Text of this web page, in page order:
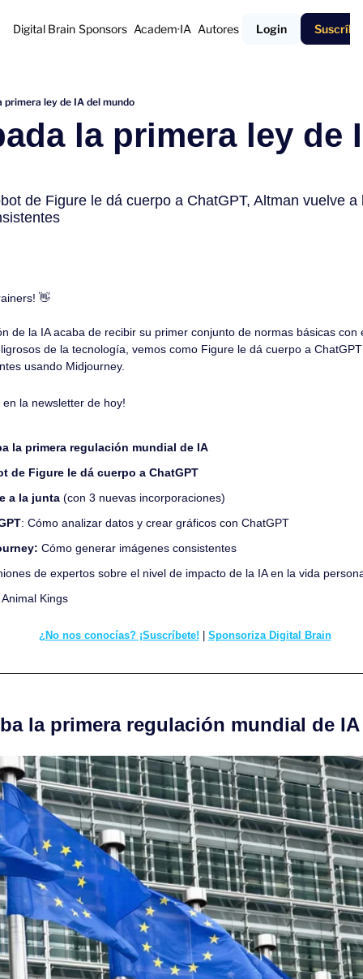
Digital Brain Sponsors Academ·IA Autores Login
primera ley de IA del mundo
la primera ley de
de Figure le dá cuerpo a ChatGPT, Altman vuelve a
👋
de la IA acaba de recibir su primer conjunto de normas básicas con
de la tecnología, vemos como Figure le dá cuerpo a
usando Midjourney.
la newsletter de hoy!
la primera regulación mundial de IA
de Figure le dá cuerpo a ChatGPT
a la junta (con 3 nuevas incorporaciones)
: Cómo analizar datos y crear gráficos con ChatGPT
Cómo generar imágenes consistentes
de expertos sobre el nivel de impacto de la IA en la vida
Animal Kings
¿No nos conocías? ¡Suscríbete! Sponsoriza Digital Brain
la primera regulación mundial de IA